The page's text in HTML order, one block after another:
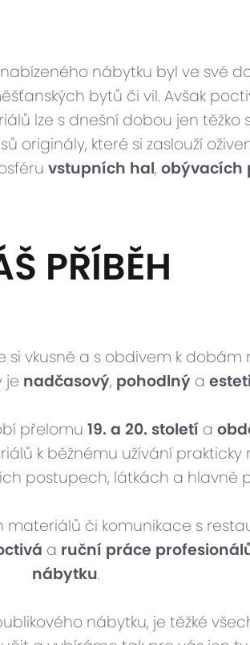
nábytku byl ve své
bytů či vil. Avšak
lze s dnešní dobou jen těžko
originály, které si zaslouží
vstupních hal, obývacích
PŘÍBĚH
vkusně a s obdivem k
je nadčasový, pohodlný a
přelomu 19. a 20. století a
k běžnému užívání prakticky
postupech, látkách a hlavně
či komunikace s
a ruční práce
nábytku.
nábytku, je těžké